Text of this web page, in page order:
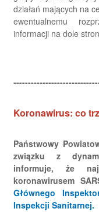
działań mających na
ewentualnemu
informacji na dole
Koronawirus: co
Państwowy
związku z
informuje, że
koronawirusem
Głównego
Inspekcji Sanitarnej.